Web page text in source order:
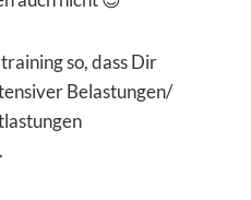
so, dass Dir
Belastungen/